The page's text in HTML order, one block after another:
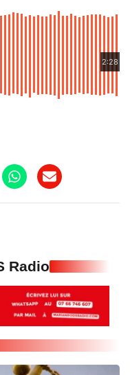
2:28
Radio